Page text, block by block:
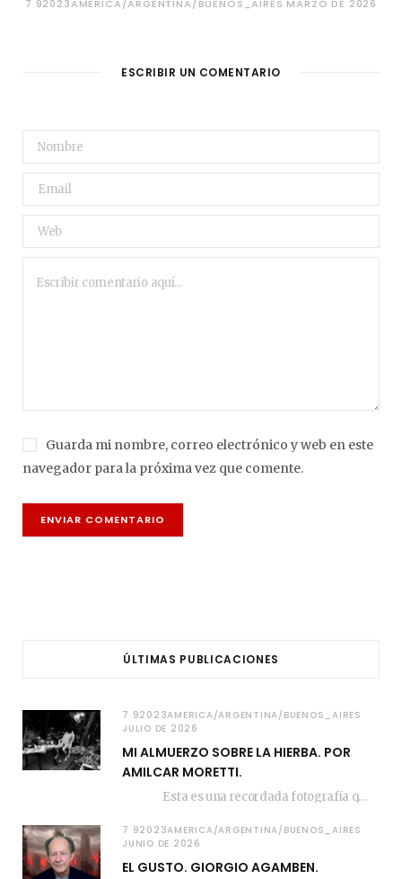
7 92023AMERICA/ARGENTINA/BUENOS_AIRES MARZO DE 2026
ESCRIBIR UN COMENTARIO
Guarda mi nombre, correo electrónico y web en este
navegador para la próxima vez que comente.
ÚLTIMAS PUBLICACIONES
7 92023AMERICA/ARGENTINA/BUENOS_AIRES
JULIO DE 2026
MI ALMUERZO SOBRE LA HIERBA. POR
AMILCAR MORETTI.
Esta es una recordada fotografía que registré…
7 92023AMERICA/ARGENTINA/BUENOS_AIRES
JUNIO DE 2026
EL GUSTO. GIORGIO AGAMBEN.